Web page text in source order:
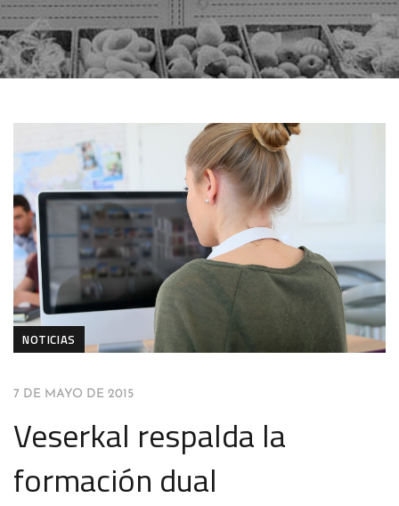
NOTICIAS
7 DE MAYO DE 2015
Veserkal respalda la
formación dual